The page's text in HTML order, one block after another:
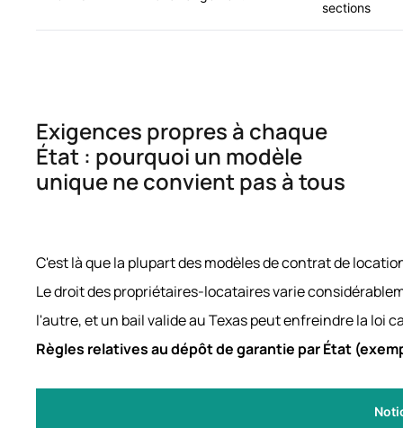
sections
Exigences propres à chaque
État : pourquoi un modèle
unique ne convient pas à tous
C'est là que la plupart des modèles de contrat de
Le droit des propriétaires-locataires varie
l'autre, et un bail valide au Texas peut enfreindre la loi
Règles relatives au dépôt de garantie par État